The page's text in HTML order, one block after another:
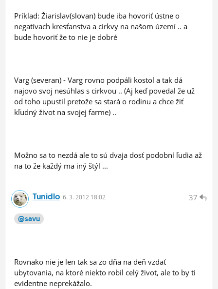
Príklad: Žiarislav(slovan) bude iba hovoriť ústne o
negatívach kresťanstva a cirkvy na našom území .. a
bude hovoriť že to nie je dobré
Varg (severan) - Varg rovno podpáli kostol a tak dá
najovo svoj nesúhlas s cirkvou .. (Aj keď povedal že už
od toho upustil pretože sa stará o rodinu a chce žiť
kľudný život na svojej farme) ..
Možno sa to nezdá ale to sú dvaja dosť podobní ľudia až
na to že každý ma iný štýl ...
37
Tunidlo 6. 3. 2012 18:02
@savu
Rovnako nie je len tak sa zo dňa na deň vzdať
ubytovania, na ktoré niekto robil celý život, ale to by ti
evidentne neprekážalo.